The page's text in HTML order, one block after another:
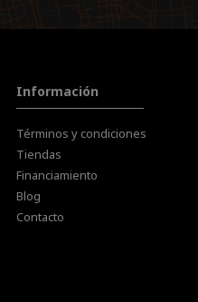
Información
Términos y condiciones
Tiendas
Financiamiento
Blog
Contacto